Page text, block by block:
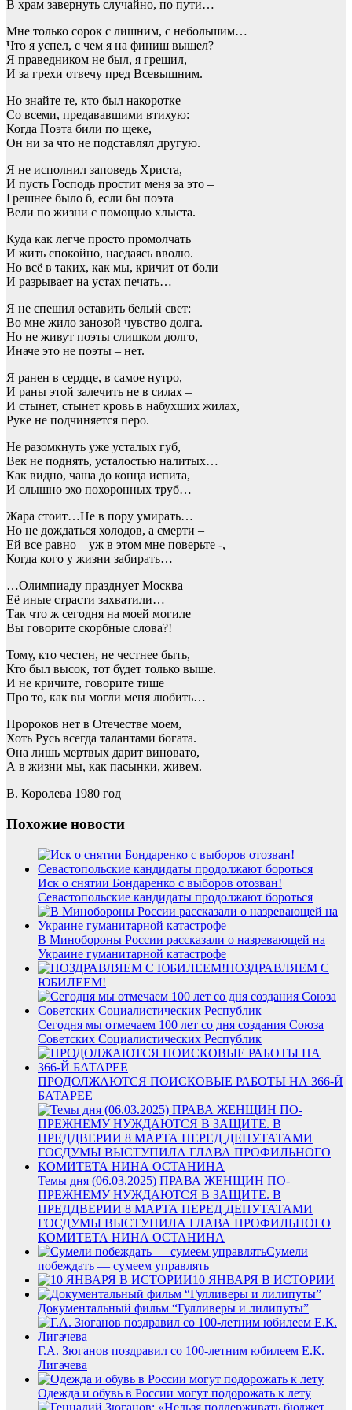
В храм завернуть случайно, по пути…
Мне только сорок с лишним, с небольшим…
Что я успел, с чем я на финиш вышел?
Я праведником не был, я грешил,
И за грехи отвечу пред Всевышним.
Но знайте те, кто был накоротке
Со всеми, предававшими втихую:
Когда Поэта били по щеке,
Он ни за что не подставлял другую.
Я не исполнил заповедь Христа,
И пусть Господь простит меня за это –
Грешнее было б, если бы поэта
Вели по жизни с помощью хлыста.
Куда как легче просто промолчать
И жить спокойно, наедаясь вволю.
Но всё в таких, как мы, кричит от боли
И разрывает на устах печать…
Я не спешил оставить белый свет:
Во мне жило занозой чувство долга.
Но не живут поэты слишком долго,
Иначе это не поэты – нет.
Я ранен в сердце, в самое нутро,
И раны этой залечить не в силах –
И стынет, стынет кровь в набухших жилах,
Руке не подчиняется перо.
Не разомкнуть уже усталых губ,
Век не поднять, усталостью налитых…
Как видно, чаша до конца испита,
И слышно эхо похоронных труб…
Жара стоит…Не в пору умирать…
Но не дождаться холодов, а смерти –
Ей все равно – уж в этом мне поверьте -,
Когда кого у жизни забирать…
…Олимпиаду празднует Москва –
Её иные страсти захватили…
Так что ж сегодня на моей могиле
Вы говорите скорбные слова?!
Тому, кто честен, не честнее быть,
Кто был высок, тот будет только выше.
И не кричите, говорите тише
Про то, как вы могли меня любить…
Пророков нет в Отечестве моем,
Хоть Русь всегда талантами богата.
Она лишь мертвых дарит виновато,
А в жизни мы, как пасынки, живем.
В. Королева 1980 год
Похожие новости
Иск о снятии Бондаренко с выборов отозван!
Севастопольские кандидаты продолжают бороться
В Минобороны России рассказали о назревающей на
Украине гуманитарной катастрофе
ПОЗДРАВЛЯЕМ С
ЮБИЛЕЕМ!
Сегодня мы отмечаем 100 лет со дня создания Союза
Советских Социалистических Республик
ПРОДОЛЖАЮТСЯ ПОИСКОВЫЕ РАБОТЫ НА 366-Й
БАТАРЕЕ
Темы дня (06.03.2025) ПРАВА ЖЕНЩИН ПО-
ПРЕЖНЕМУ НУЖДАЮТСЯ В ЗАЩИТЕ. В
ПРЕДДВЕРИИ 8 МАРТА ПЕРЕД ДЕПУТАТАМИ
ГОСДУМЫ ВЫСТУПИЛА ГЛАВА ПРОФИЛЬНОГО
КОМИТЕТА НИНА ОСТАНИНА
Сумели
побеждать — сумеем управлять
10 ЯНВАРЯ В ИСТОРИИ
Документальный фильм “Гулливеры и лилипуты”
Г.А. Зюганов поздравил со 100-летним юбилеем Е.К.
Лигачева
Одежда и обувь в России могут подорожать к лету